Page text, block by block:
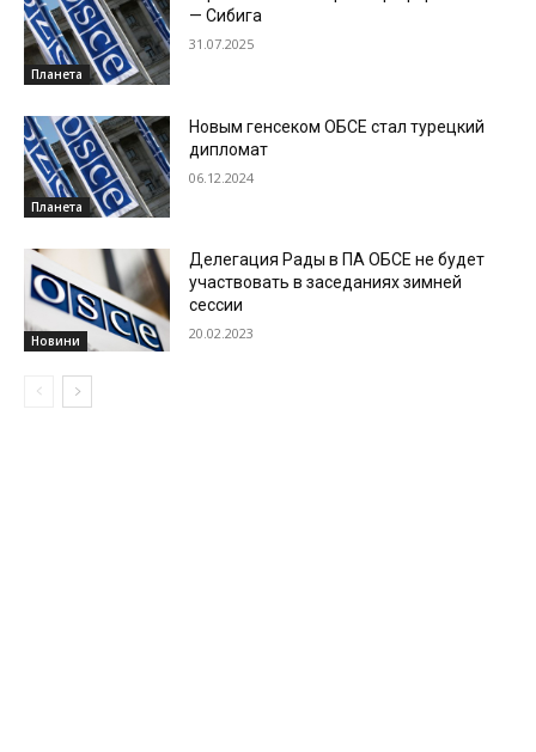
Планета
— Сибига
31.07.2025
Планета
Новым генсеком ОБСЕ стал турецкий
дипломат
06.12.2024
Новини
Делегация Рады в ПА ОБСЕ не будет
участвовать в заседаниях зимней
сессии
20.02.2023